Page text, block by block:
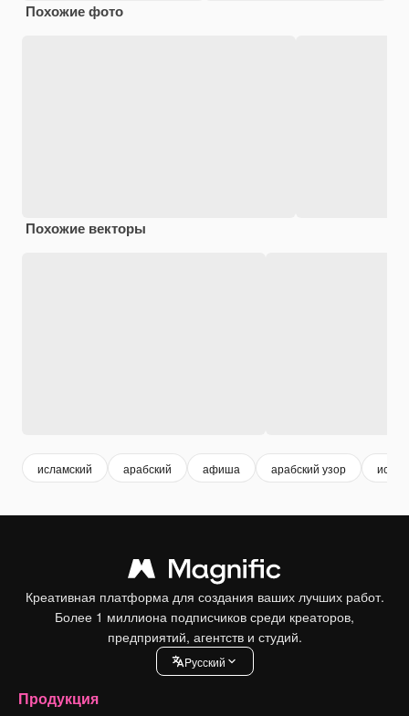
Похожие фото
Похожие векторы
исламский арабский афиша арабский узор
Креативная платформа для создания ваших лучших работ.
Более 1 миллиона подписчиков среди креаторов,
предприятий, агентств и студий.
Pусский
Продукция